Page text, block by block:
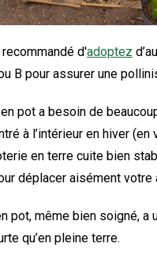
recommandé d'adoptez
B pour assurer une
en pot a besoin de
à l’intérieur en hiver (en
en terre cuite bien
déplacer aisément votre
pot, même bien soigné, a
qu’en pleine terre.